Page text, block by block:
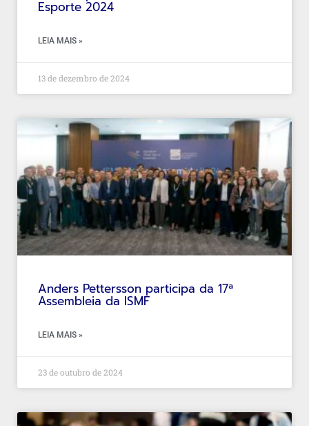
Esporte 2024
LEIA MAIS »
13 de dezembro de 2024
Anders Pettersson participa da 17ª
Assembleia da ISMF
LEIA MAIS »
23 de outubro de 2024